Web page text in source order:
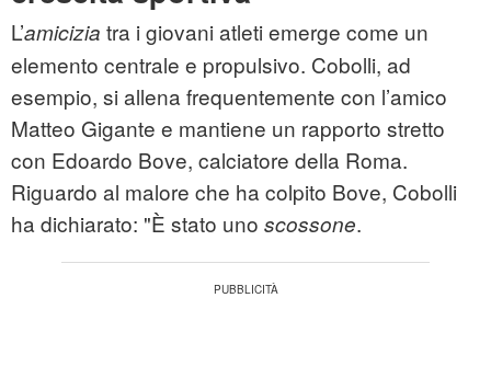
L’amicizia tra i giovani atleti emerge come un
elemento centrale e propulsivo. Cobolli, ad
esempio, si allena frequentemente con l’amico
Matteo Gigante e mantiene un rapporto stretto
con Edoardo Bove, calciatore della Roma.
Riguardo al malore che ha colpito Bove, Cobolli
ha dichiarato: "È stato uno scossone.